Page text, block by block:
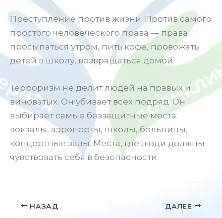
Преступление против жизни. Против самого
простого человеческого права — права
просыпаться утром, пить кофе, провожать
детей в школу, возвращаться домой.
Терроризм не делит людей на правых и
виноватых. Он убивает всех подряд. Он
выбирает самые беззащитные места:
вокзалы, аэропорты, школы, больницы,
концертные залы. Места, где люди должны
чувствовать себя в безопасности.
НАЗАД ДАЛЕЕ